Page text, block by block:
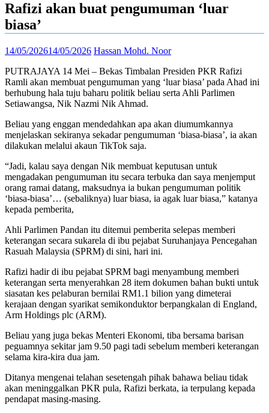
Rafizi akan buat pengumuman ‘luar
biasa’
14/05/202614/05/2026 Hassan Mohd. Noor
PUTRAJAYA 14 Mei – Bekas Timbalan Presiden PKR Rafizi
Ramli akan membuat pengumuman yang ‘luar biasa’ pada Ahad ini
berhubung hala tuju baharu politik beliau serta Ahli Parlimen
Setiawangsa, Nik Nazmi Nik Ahmad.
Beliau yang enggan mendedahkan apa akan diumumkannya
menjelaskan sekiranya sekadar pengumuman ‘biasa-biasa’, ia akan
dilakukan melalui akaun TikTok saja.
“Jadi, kalau saya dengan Nik membuat keputusan untuk
mengadakan pengumuman itu secara terbuka dan saya menjemput
orang ramai datang, maksudnya ia bukan pengumuman politik
‘biasa-biasa’… (sebaliknya) luar biasa, ia agak luar biasa,” katanya
kepada pemberita,
Ahli Parlimen Pandan itu ditemui pemberita selepas memberi
keterangan secara sukarela di ibu pejabat Suruhanjaya Pencegahan
Rasuah Malaysia (SPRM) di sini, hari ini.
Rafizi hadir di ibu pejabat SPRM bagi menyambung memberi
keterangan serta menyerahkan 28 item dokumen bahan bukti untuk
siasatan kes pelaburan bernilai RM1.1 bilion yang dimeterai
kerajaan dengan syarikat semikonduktor berpangkalan di England,
Arm Holdings plc (ARM).
Beliau yang juga bekas Menteri Ekonomi, tiba bersama barisan
peguamnya sekitar jam 9.50 pagi tadi sebelum memberi keterangan
selama kira-kira dua jam.
Ditanya mengenai telahan sesetengah pihak bahawa beliau tidak
akan meninggalkan PKR pula, Rafizi berkata, ia terpulang kepada
pendapat masing-masing.